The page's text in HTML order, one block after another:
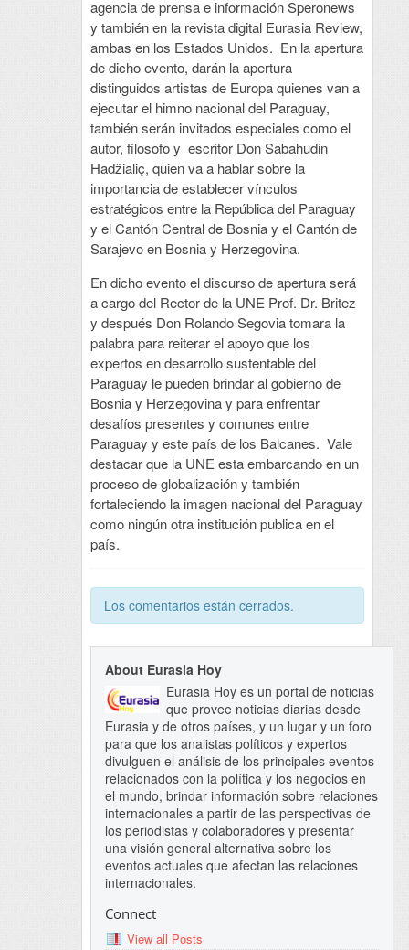
agencia de prensa e información Speronews
y también en la revista digital Eurasia Review,
ambas en los Estados Unidos. En la apertura
de dicho evento, darán la apertura
distinguidos artistas de Europa quienes van a
ejecutar el himno nacional del Paraguay,
también serán invitados especiales como el
autor, filosofo y escritor Don Sabahudin
Hadžialiç, quien va a hablar sobre la
importancia de establecer vínculos
estratégicos entre la República del Paraguay
y el Cantón Central de Bosnia y el Cantón de
Sarajevo en Bosnia y Herzegovina.
En dicho evento el discurso de apertura será
a cargo del Rector de la UNE Prof. Dr. Britez
y después Don Rolando Segovia tomara la
palabra para reiterar el apoyo que los
expertos en desarrollo sustentable del
Paraguay le pueden brindar al gobierno de
Bosnia y Herzegovina y para enfrentar
desafíos presentes y comunes entre
Paraguay y este país de los Balcanes. Vale
destacar que la UNE esta embarcando en un
proceso de globalización y también
fortaleciendo la imagen nacional del Paraguay
como ningún otra institución publica en el
país.
Los comentarios están cerrados.
About Eurasia Hoy
Eurasia Hoy es un portal de noticias
que provee noticias diarias desde
Eurasia y de otros países, y un lugar y un foro
para que los analistas políticos y expertos
divulguen el análisis de los principales eventos
relacionados con la política y los negocios en
el mundo, brindar información sobre relaciones
internacionales a partir de las perspectivas de
los periodistas y colaboradores y presentar
una visión general alternativa sobre los
eventos actuales que afectan las relaciones
internacionales.
Connect
View all Posts